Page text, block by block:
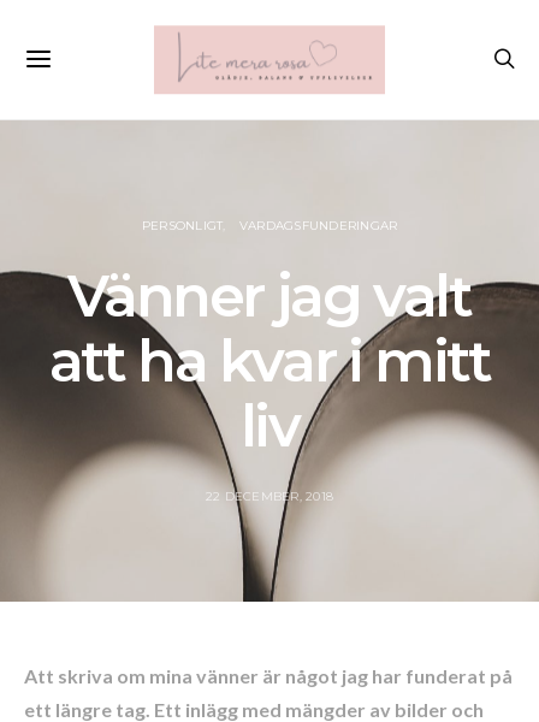
PERSONLIGT VARDAGSFUNDERINGAR
Vänner jag valt
att ha kvar i mitt
liv
22 DECEMBER, 2018
Att skriva om mina vänner är något jag har funderat på
ett längre tag. Ett inlägg med mängder av bilder och